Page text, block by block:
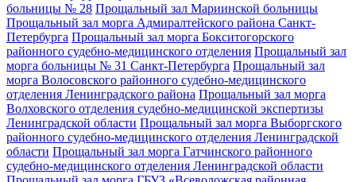
больницы № 28 Прощальный зал Мариинской больницы
Прощальный зал морга Адмиралтейского района Санкт-
Петербурга Прощальный зал морга Бокситогорского
районного судебно-медицинского отделения Прощальный зал
морга больницы № 31 Санкт-Петербурга Прощальный зал
морга Волосовского районного судебно-медицинского
отделения Ленинградского района Прощальный зал морга
Волховского отделения судебно-медицинской экспертизы
Ленинградской области Прощальный зал морга Выборгского
районного судебно-медицинского отделения Ленинградской
области Прощальный зал морга Гатчинского районного
судебно-медицинского отделения Ленинградской области